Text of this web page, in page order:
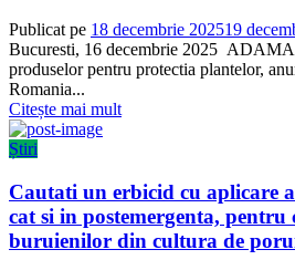
Publicat pe 18 decembrie 202519
Bucuresti, 16 decembrie 2025
produselor pentru protectia plantelor,
Romania...
Citește mai mult
Știri
Cautati un erbicid cu aplicare
cat si in postemergenta, pentru
buruienilor din cultura de